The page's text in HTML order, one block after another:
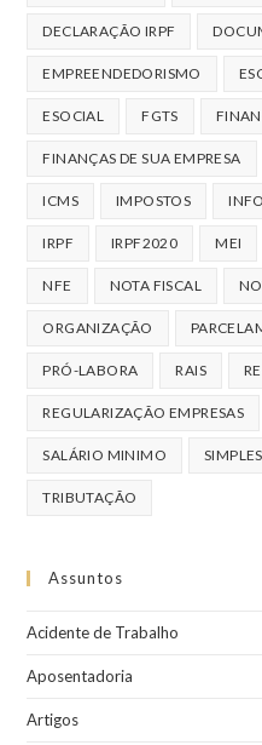
DECLARAÇÃO IRPF
EMPREENDEDORISMO
ESOCIAL FGTS
FINANÇAS DE SUA EMPRESA
ICMS IMPOSTOS
IRPF IRPF2020 MEI
NFE NOTA FISCAL
ORGANIZAÇÃO
PRÓ-LABORA RAIS
REGULARIZAÇÃO EMPRESAS
SALÁRIO MINIMO
TRIBUTAÇÃO
Assuntos
Acidente de Trabalho
Aposentadoria
Artigos